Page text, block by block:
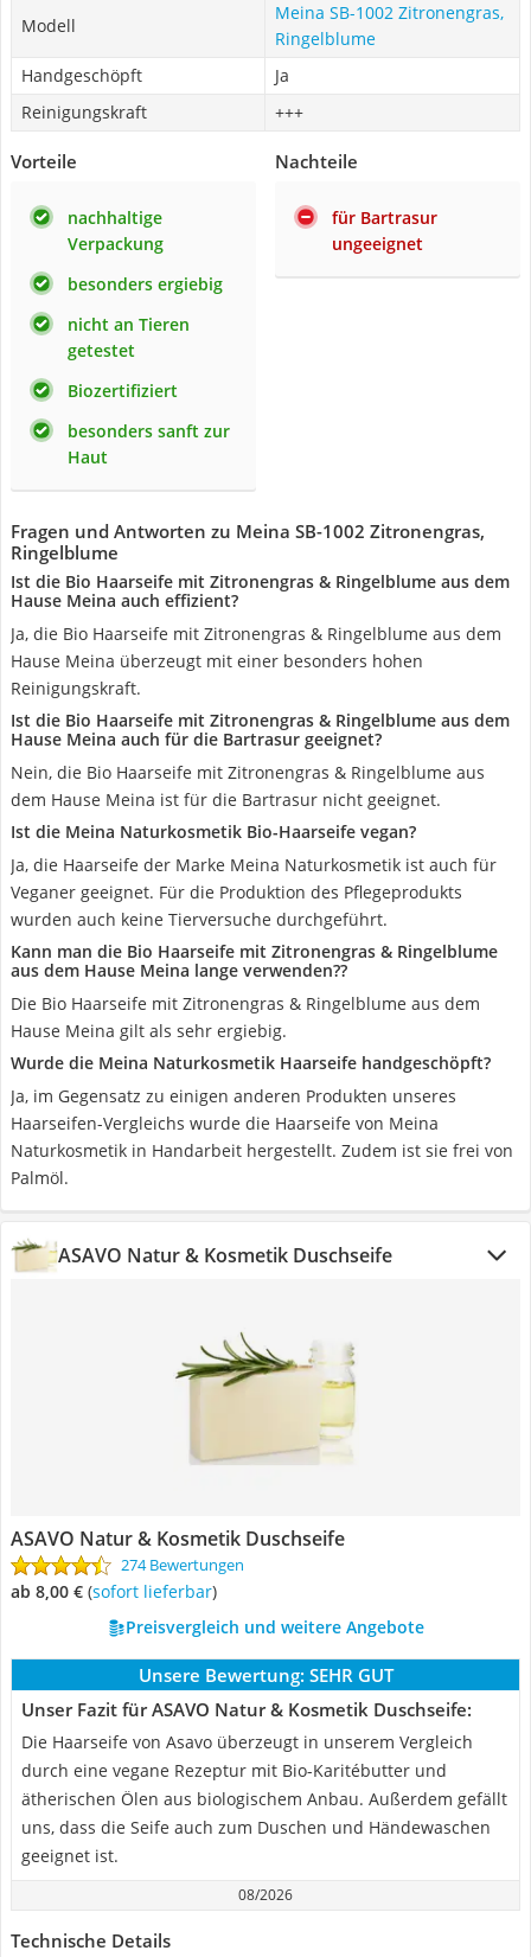
Modell
Meina SB-1002 Zitronengras,
Ringelblume
Handgeschöpft
Ja
Reinigungskraft
+++
Vorteile
nachhaltige
Verpackung
besonders ergiebig
nicht an Tieren
getestet
Biozertifiziert
besonders sanft zur
Haut
Nachteile
für Bartrasur
ungeeignet
Fragen und Antworten zu Meina SB-1002 Zitronengras,
Ringelblume
Ist die Bio Haarseife mit Zitronengras & Ringelblume aus dem
Hause Meina auch effizient?
Ja, die Bio Haarseife mit Zitronengras & Ringelblume aus dem
Hause Meina überzeugt mit einer besonders hohen
Reinigungskraft.
Ist die Bio Haarseife mit Zitronengras & Ringelblume aus dem
Hause Meina auch für die Bartrasur geeignet?
Nein, die Bio Haarseife mit Zitronengras & Ringelblume aus
dem Hause Meina ist für die Bartrasur nicht geeignet.
Ist die Meina Naturkosmetik Bio-Haarseife vegan?
Ja, die Haarseife der Marke Meina Naturkosmetik ist auch für
Veganer geeignet. Für die Produktion des Pflegeprodukts
wurden auch keine Tierversuche durchgeführt.
Kann man die Bio Haarseife mit Zitronengras & Ringelblume
aus dem Hause Meina lange verwenden??
Die Bio Haarseife mit Zitronengras & Ringelblume aus dem
Hause Meina gilt als sehr ergiebig.
Wurde die Meina Naturkosmetik Haarseife handgeschöpft?
Ja, im Gegensatz zu einigen anderen Produkten unseres
Haarseifen-Vergleichs wurde die Haarseife von Meina
Naturkosmetik in Handarbeit hergestellt. Zudem ist sie frei von
Palmöl.
ASAVO Natur & Kosmetik Duschseife
ASAVO Natur & Kosmetik Duschseife
274 Bewertungen
ab 8,00 € ( Sofort lieferbar)
Preisvergleich und weitere Angebote
Unsere Bewertung: SEHR GUT
Unser Fazit für ASAVO Natur & Kosmetik Duschseife:
Die Haarseife von Asavo überzeugt in unserem Vergleich
durch eine vegane Rezeptur mit Bio-Karitébutter und
ätherischen Ölen aus biologischem Anbau. Außerdem gefällt
uns, dass die Seife auch zum Duschen und Händewaschen
geeignet ist.
08/2026
Technische Details